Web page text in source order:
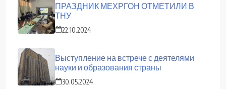
ПРАЗДНИК МЕХРГОН ОТМЕТИЛИ В
ТНУ
22.10.2024
Выступление на встрече с деятелями
науки и образования страны
30.05.2024